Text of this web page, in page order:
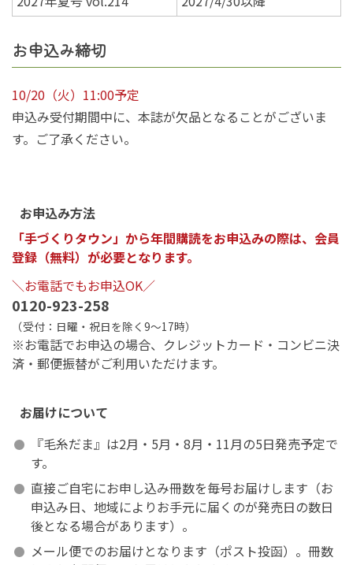
お申込み締切
10/20（火）11:00予定
申込み受付期間中に、本誌が欠品となることがございま
す。ご了承ください。
お申込み方法
「手づくりタウン」から年間購読をお申込みの際は、会員
登録（無料）が必要となります。
＼お電話でもお申込OK／
0120-923-258
（受付：日曜・祝日を除く9～17時）
※お電話でお申込の場合、クレジットカード・コンビニ決
済・郵便振替がご利用いただけます。
お届けについて
『毛糸だま』は2月・5月・8月・11月の5日発売予定で
す。
直接ご自宅にお申し込み冊数を毎号お届けします（お
申込み日、地域によりお手元に届くのが発売日の数日
後となる場合があります）。
メール便でのお届けとなります（ポスト投函）。冊数